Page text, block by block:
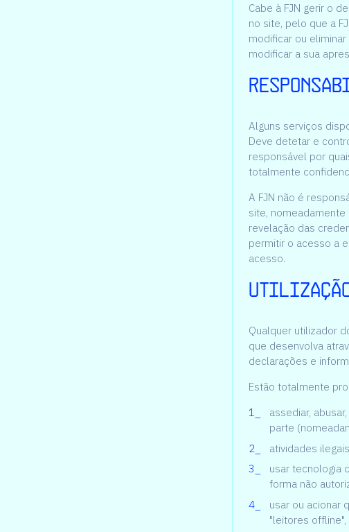
Cabe à FJN gerir o
no site, pelo que a
modificar ou
modificar a sua
Alguns serviços
Deve detetar e
responsável por
totalmente
A FJN não é
site,
revelação das
permitir o acesso a
acesso.
Qualquer utilizador
que desenvolva
declarações e
Estão totalmente
assediar,
parte
atividades
usar tecnologia
forma não
usar ou acionar
"leitores